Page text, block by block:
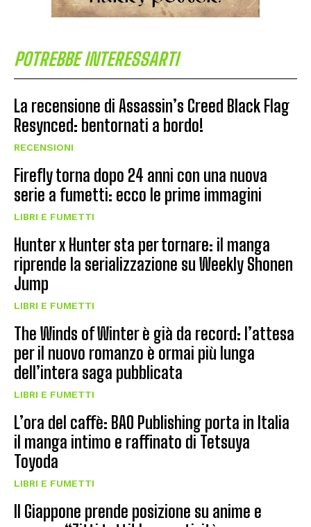
POTREBBE INTERESSARTI
La recensione di Assassin’s Creed Black Flag
Resynced: bentornati a bordo!
RECENSIONI
Firefly torna dopo 24 anni con una nuova
serie a fumetti: ecco le prime immagini
LIBRI E FUMETTI
Hunter x Hunter sta per tornare: il manga
riprende la serializzazione su Weekly Shonen
Jump
LIBRI E FUMETTI
The Winds of Winter è già da record: l’attesa
per il nuovo romanzo è ormai più lunga
dell’intera saga pubblicata
LIBRI E FUMETTI
L’ora del caffè: BAO Publishing porta in Italia
il manga intimo e raffinato di Tetsuya
Toyoda
LIBRI E FUMETTI
Il Giappone prende posizione su anime e